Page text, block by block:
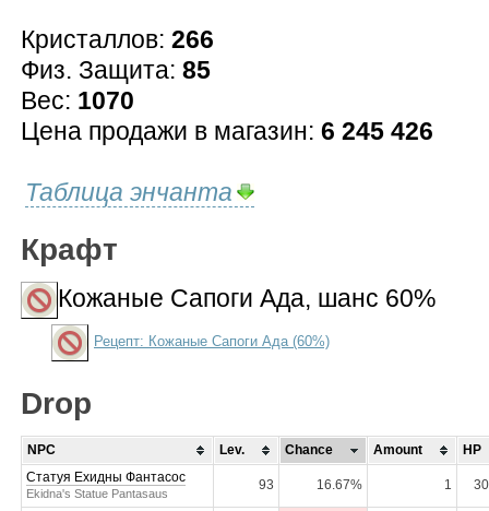
Кристаллов: 266
Физ. Защита: 85
Вес: 1070
Цена продажи в магазин: 6 245 426
Таблица энчанта
Крафт
Кожаные Сапоги Ада, шанс 60%
Рецепт: Кожаные Сапоги Ада (60%)
Drop
NPC Lev. Chance Amount
HP
Статуя Ехидны Фантасос
Ekidna's Statue Pantasaus
93 16.67% 1